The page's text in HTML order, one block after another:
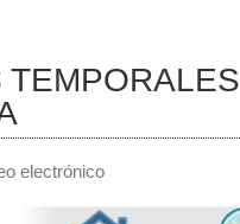
TEMPORALES
electrónico